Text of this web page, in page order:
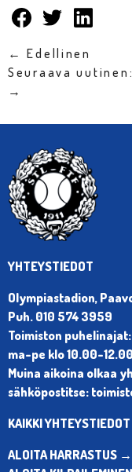
← Edellinen
Seuraava
→
YHTEYSTIEDOT
Olympiastadion,
Puh. 010 574 3959
Toimiston puhelinajat:
ma-pe klo 10.00-12.00
Muina aikoina olkaa
sähköpostitse:
KAIKKI
ALOITA HARRASTUS →